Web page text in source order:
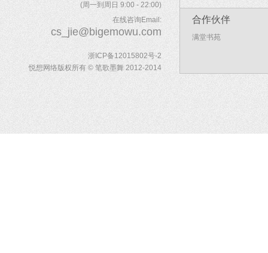
(周一到周日 9:00 - 22:00)
在线咨询Email:
cs_jie@bigemowu.com
浙ICP备12015802号-2
悦想网络版权所有 © 笔歌墨舞 2012-2014
合作伙伴
满堂书苑